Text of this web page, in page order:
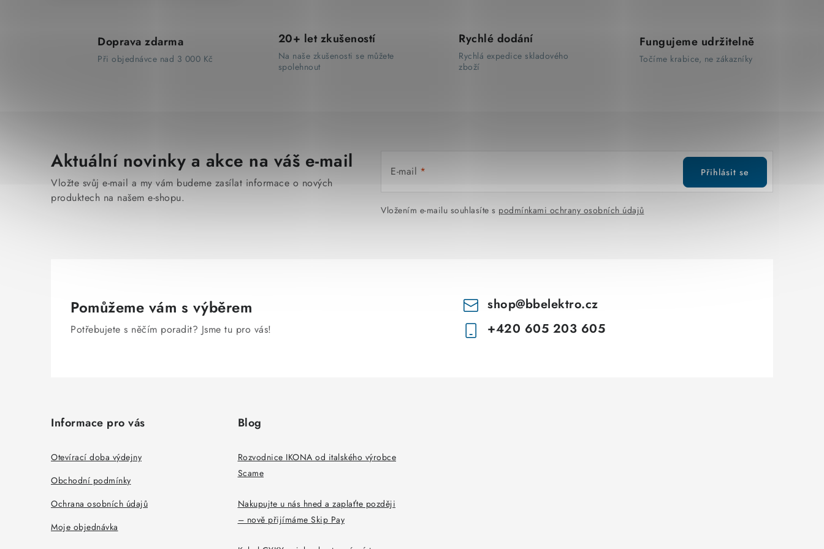
Doprava zdarma
Při objednávce nad 3 000 Kč
20+ let zkušeností
Na naše zkušenosti se můžete
spolehnout
Rychlé dodání
Rychlá expedice skladového
zboží
Fungujeme udržitelně
Točíme krabice, ne zákazníky
Aktuální novinky a akce na váš e-mail
Vložte svůj e-mail a my vám budeme zasílat informace o nových
produktech na našem e-shopu.
E-mail
Vložením e-mailu souhlasíte s podmínkami ochrany osobních údajů
Přihlásit se
Pomůžeme vám s výběrem
Potřebujete s něčím poradit? Jsme tu pro vás!
shop@bbelektro.cz
+420 605 203 605
Informace pro vás
Otevírací doba výdejny
Obchodní podmínky
Ochrana osobních údajů
Moje objednávka
Blog
Rozvodnice IKONA od italského výrobce
Scame
Nakupujte u nás hned a zaplaťte později
– nově přijímáme Skip Pay